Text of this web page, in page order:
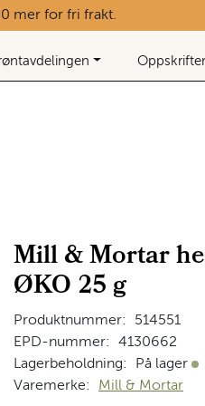
mer for fri frakt.
Oppskrifter
Mill & Mortar
ØKO 25 g
Produktnummer:
514551
EPD-nummer:
4130662
Lagerbeholdning:
På lager
Varemerke: Mill & Mortar